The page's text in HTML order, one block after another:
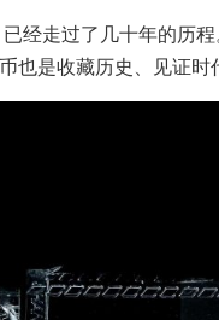
经走过了几十年的历
也是收藏历史、见证时